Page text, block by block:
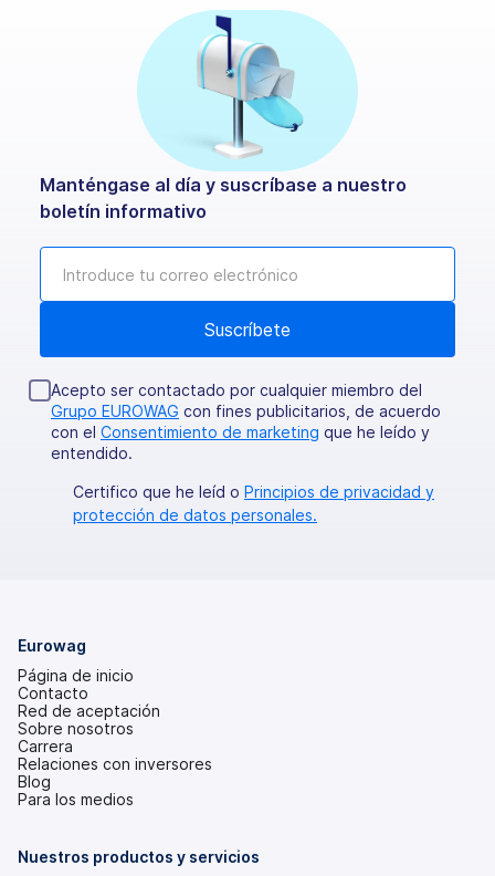
Manténgase al día y suscríbase a nuestro
boletín informativo
Acepto ser contactado por cualquier miembro del
Grupo EUROWAG con fines publicitarios, de acuerdo
con el Consentimiento de marketing que he leído y
entendido.
Certifico que he leíd o Principios de privacidad y
protección de datos personales.
Eurowag
Página de inicio
Contacto
Red de aceptación
Sobre nosotros
Carrera
Relaciones con inversores
(se
abre
pestaña
Blog
Para los medios
Nuestros productos y servicios